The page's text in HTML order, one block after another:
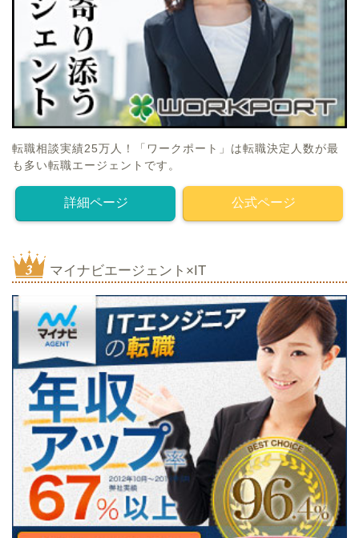
転職相談実績25万人！「ワークポート」は転職決定人数が最
も多い転職エージェントです。
詳細ページ 公式ページ
マイナビエージェント×IT